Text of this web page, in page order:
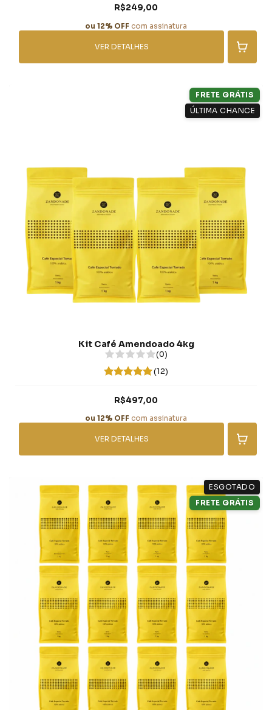
R$249,00
ou 12% OFF com assinatura
VER DETALHES
FRETE GRÁTIS
ÚLTIMA CHANCE
Kit Café Amendoado 4kg
(0)
(12)
R$497,00
ou 12% OFF com assinatura
VER DETALHES
ESGOTADO
FRETE GRÁTIS